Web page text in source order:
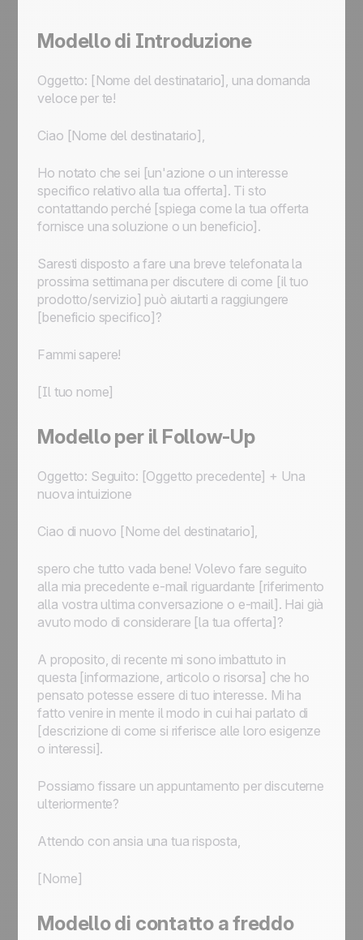
Modello di Introduzione
Oggetto: [Nome del destinatario], una domanda
veloce per te!
Ciao [Nome del destinatario],
Ho notato che sei [un'azione o un interesse
specifico relativo alla tua offerta]. Ti sto
contattando perché [spiega come la tua offerta
fornisce una soluzione o un beneficio].
Saresti disposto a fare una breve telefonata la
prossima settimana per discutere di come [il tuo
prodotto/servizio] può aiutarti a raggiungere
[beneficio specifico]?
Fammi sapere!
[Il tuo nome]
Modello per il Follow-Up
Oggetto: Seguito: [Oggetto precedente] + Una
nuova intuizione
Ciao di nuovo [Nome del destinatario],
spero che tutto vada bene! Volevo fare seguito
alla mia precedente e-mail riguardante [riferimento
alla vostra ultima conversazione o e-mail]. Hai già
avuto modo di considerare [la tua offerta]?
A proposito, di recente mi sono imbattuto in
questa [informazione, articolo o risorsa] che ho
pensato potesse essere di tuo interesse. Mi ha
fatto venire in mente il modo in cui hai parlato di
[descrizione di come si riferisce alle loro esigenze
o interessi].
Possiamo fissare un appuntamento per discuterne
ulteriormente?
Attendo con ansia una tua risposta,
[Nome]
Modello di contatto a freddo